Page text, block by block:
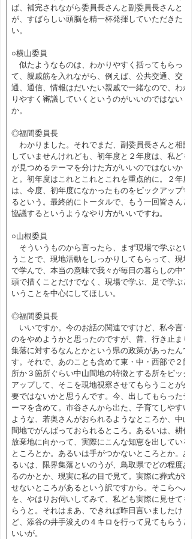
ば、補完されながら委員長さんと副委員長さんと
が、すばらしい頭脳を精一杯発揮していただきた
い。
○横山委員
似たようなものは、わかりやすく括ってもらっ
て、親戚筋を入れながら、例えば、公共交通、交
通、通信、情報はだいたい親戚で一緒なので、わか
りやすく審議していくというのがいいのではない
か。
◎福間委員長
わかりました。それでまだ、副委員長さんと相談
していませんけれども、初年度と２年度は、私ども
が見つめるテーマを分けた方がいいのではないか
と。初年度はこれとこれとこれを重点的に。２年度
は、今度、初年度になかったものをピックアップす
るという。最終的にトータルで、もう一回皆さんと
協議するというようなやり方がいいですね。
○山根委員
そういうものから言ったら、まず現場で学ぶとい
うことで、現地活動をしっかりしてもらって、現場
で学んで、本当の意味で我々が毎日の暮らしの中で
頭で描くことだけでなく、現場で学ぶ、足で学ぶと
いうことを中心にしてほしい。
◎福間委員長
いいですか。今のお話の関連ですけど、私今言う
のをやめようかと思ったのですが、昔、行き止まり
集落に対するなんとかという県の政策があったんで
す。それで、あのことも含めて東・中・西部で２箇
所か３箇所ぐらい中山間地の特徴とする所をピック
アップして、そこを現地視察させてもらうことが必
要ではないかと思うんです。今、出してもらったテ
ーマを含めて。市谷さんから出た、子育てしやすい
ような、若奥さんがおられるようなところか、中山
間地でがんばっておられるところ。あるいは、耕作
放棄地に向かって、実際にこんな知恵を出している
ところとか。あるいは手がつかないところとか。あ
るいは、限界集落といのうが、鳥取県でどの程度あ
るのかとか、現実に私の目で見て。実際に葬式が出
せないところがあるという訳ですから。そこらへん
を、やはりお伺いしてみて、私ども実際に見せても
らうと。それはまあ、できれば昨日言いましたけ
ど、添谷の井手浚えの４キロを行って見てもらうと
いいが。